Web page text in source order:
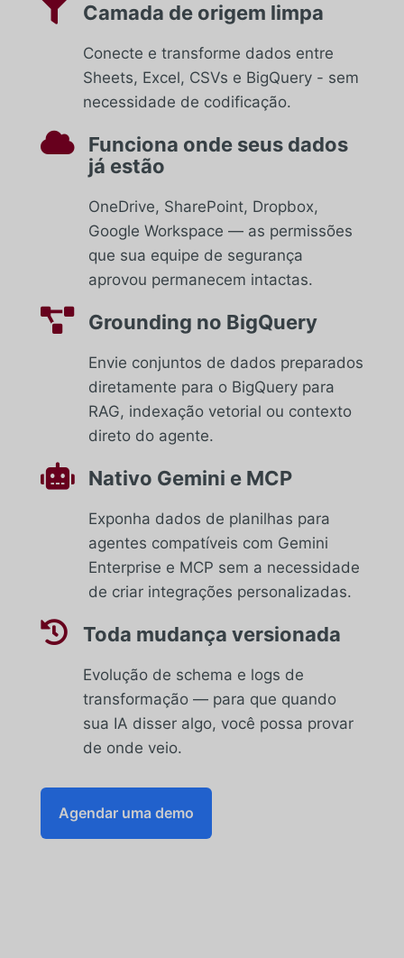
 Camada de origem limpa
Conecte e transforme dados entre
Sheets, Excel, CSVs e BigQuery - sem
necessidade de codificação.

Funciona onde seus dados
já estão
OneDrive, SharePoint, Dropbox,
Google Workspace — as permissões
que sua equipe de segurança
aprovou permanecem intactas.
 Grounding no BigQuery
Envie conjuntos de dados preparados
diretamente para o BigQuery para
RAG, indexação vetorial ou contexto
direto do agente.
 Nativo Gemini e MCP
Exponha dados de planilhas para
agentes compatíveis com Gemini
Enterprise e MCP sem a necessidade
de criar integrações personalizadas.
 Toda mudança versionada
Evolução de schema e logs de
transformação — para que quando
sua IA disser algo, você possa provar
de onde veio.
Agendar uma demo